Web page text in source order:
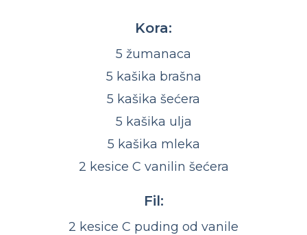
Kora:
5 žumanaca
5 kašika brašna
5 kašika šećera
5 kašika ulja
5 kašika mleka
2 kesice C vanilin šećera
Fil:
2 kesice C puding od vanile